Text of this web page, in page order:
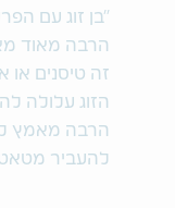
"בן זוג עם
הרבה מאוד
זה טיסנים או
הזוג עלולה
הרבה מאמץ
להעביר